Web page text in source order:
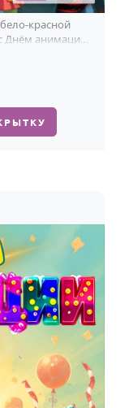
красной
Днём анимации